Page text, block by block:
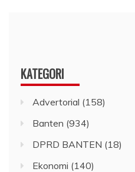
KATEGORI
Advertorial (158)
Banten (934)
DPRD BANTEN (18)
Ekonomi (140)